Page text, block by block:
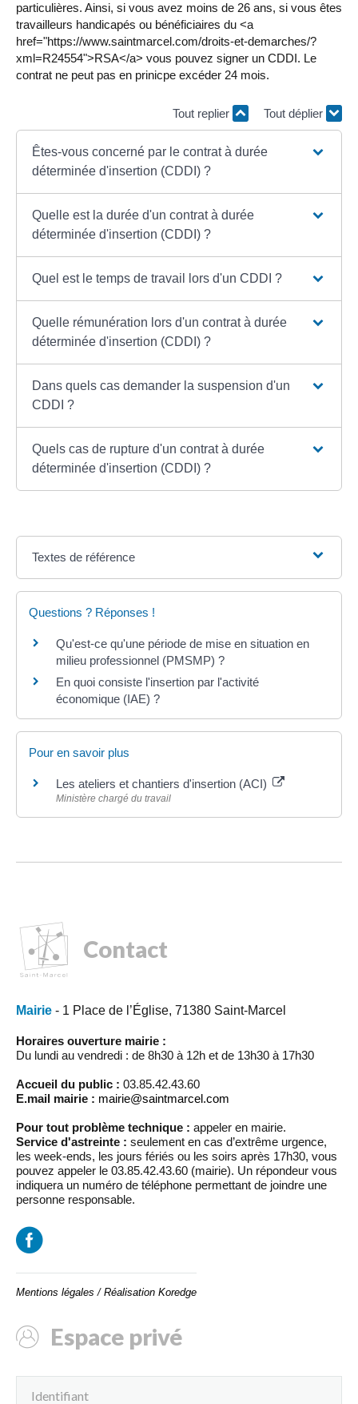
particulières. Ainsi, si vous avez moins de 26 ans, si vous êtes
travailleurs handicapés ou bénéficiaires du <a
href="https://www.saintmarcel.com/droits-et-demarches/?
xml=R24554">RSA</a> vous pouvez signer un CDDI. Le
contrat ne peut pas en prinicpe excéder 24 mois.
Tout replier Tout déplier
Êtes-vous concerné par le contrat à durée
déterminée d'insertion (CDDI) ?
Quelle est la durée d'un contrat à durée
déterminée d'insertion (CDDI) ?
Quel est le temps de travail lors d'un CDDI ?
Quelle rémunération lors d'un contrat à durée
déterminée d'insertion (CDDI) ?
Dans quels cas demander la suspension d'un
CDDI ?
Quels cas de rupture d'un contrat à durée
déterminée d'insertion (CDDI) ?
Textes de référence
Questions ? Réponses !
Qu'est-ce qu'une période de mise en situation en
milieu professionnel (PMSMP) ?
En quoi consiste l'insertion par l'activité
économique (IAE) ?
Pour en savoir plus
Les ateliers et chantiers d'insertion (ACI)
Ministère chargé du travail
Contact
Mairie - 1 Place de l’Église, 71380 Saint-Marcel
Horaires ouverture mairie :
Du lundi au vendredi : de 8h30 à 12h et de 13h30 à 17h30
Accueil du public : 03.85.42.43.60
E.mail mairie : mairie@saintmarcel.com
Pour tout problème technique : appeler en mairie.
Service d'astreinte : seulement en cas d’extrême urgence,
les week-ends, les jours fériés ou les soirs après 17h30, vous
pouvez appeler le 03.85.42.43.60 (mairie). Un répondeur vous
indiquera un numéro de téléphone permettant de joindre une
personne responsable.
Mentions légales / Réalisation Koredge
Espace privé